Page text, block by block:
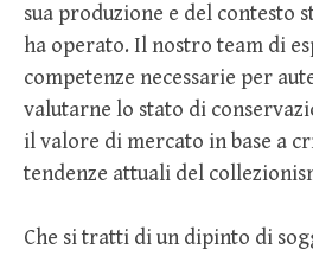
sua produzione e del contesto
ha operato. Il nostro team di
competenze necessarie per
valutarne lo stato di
il valore di mercato in base a
tendenze attuali del
Che si tratti di un dipinto di